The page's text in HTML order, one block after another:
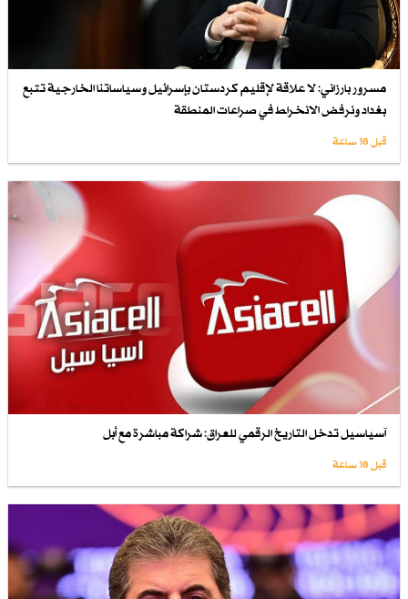
مسرور بارزاني: لا علاقة لإقليم كردستان بإسرائيل وسياساتنا الخارجية تتبع
بغداد ونرفض الانخراط في صراعات المنطقة
قبل 18 ساعة
آسياسيل تدخل التاريخ الرقمي للعراق: شراكة مباشرة مع أبل
قبل 18 ساعة